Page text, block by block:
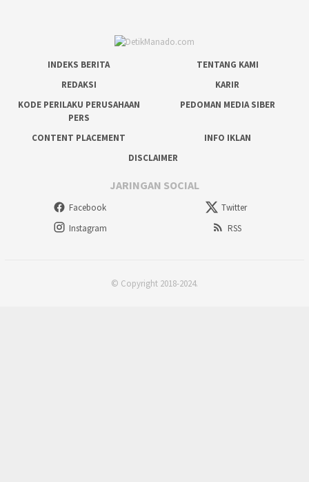
INDEKS BERITA
TENTANG KAMI
REDAKSI
KARIR
KODE PERILAKU PERUSAHAAN
PERS
PEDOMAN MEDIA SIBER
CONTENT PLACEMENT
INFO IKLAN
DISCLAIMER
JARINGAN SOCIAL
Facebook
Twitter
Instagram
RSS
© Copyright 2018-2024.